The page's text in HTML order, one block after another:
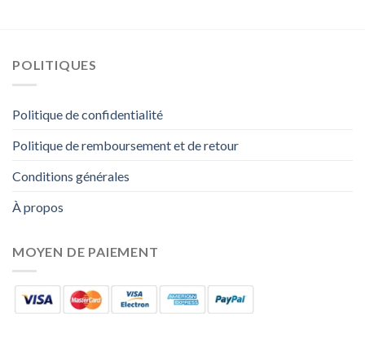
POLITIQUES
Politique de confidentialité
Politique de remboursement et de retour
Conditions générales
À propos
MOYEN DE PAIEMENT